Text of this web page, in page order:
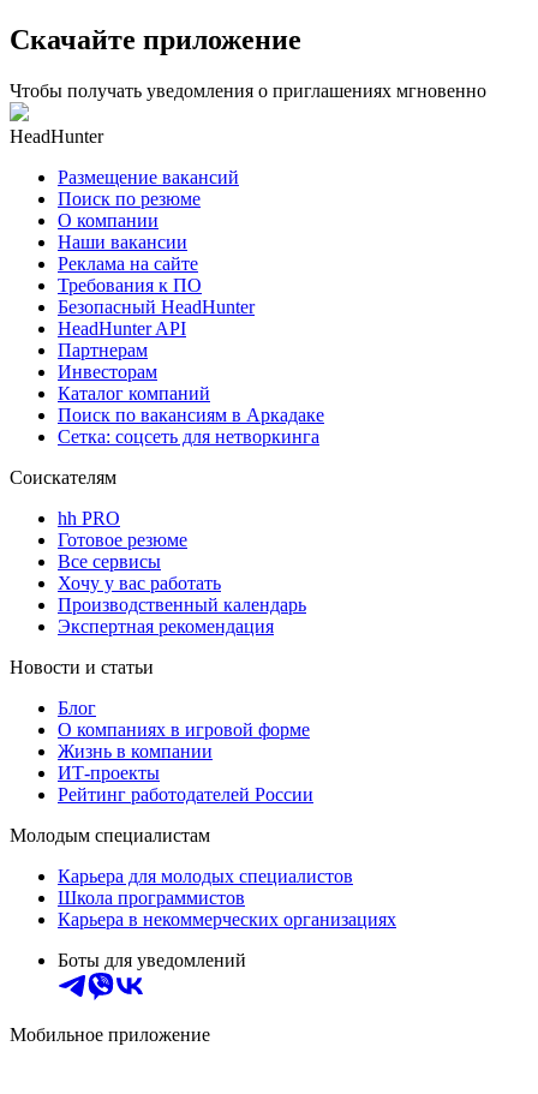
Скачайте приложение
Чтобы получать уведомления о приглашениях мгновенно
HeadHunter
Размещение вакансий
Поиск по резюме
О компании
Наши вакансии
Реклама на сайте
Требования к ПО
Безопасный HeadHunter
HeadHunter API
Партнерам
Инвесторам
Каталог компаний
Поиск по вакансиям в Аркадаке
Сетка: соцсеть для нетворкинга
Соискателям
hh PRO
Готовое резюме
Все сервисы
Хочу у вас работать
Производственный календарь
Экспертная рекомендация
Новости и статьи
Блог
О компаниях в игровой форме
Жизнь в компании
ИТ-проекты
Рейтинг работодателей России
Молодым специалистам
Карьера для молодых специалистов
Школа программистов
Карьера в некоммерческих организациях
Боты для уведомлений
Мобильное приложение